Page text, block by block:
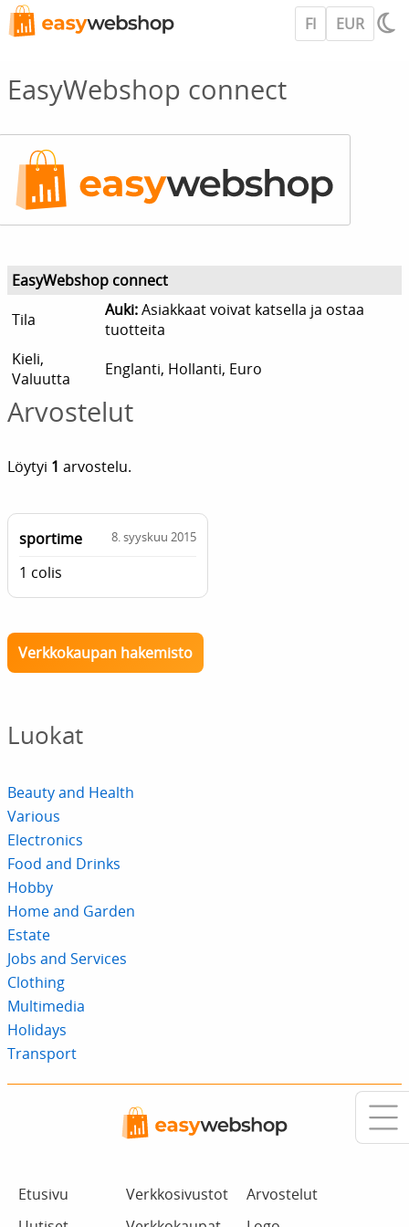
FI EUR
EasyWebshop connect
EasyWebshop connect
Tila
Auki:Asiakkaat voivat katsella ja ostaa
tuotteita
Kieli,
Valuutta
Englanti, Hollanti, Euro
Arvostelut
Löytyi 1 arvostelu.
sportime 8. syyskuu 2015
1 colis
Verkkokaupan hakemisto
Luokat
Beauty and Health
Various
Electronics
Food and Drinks
Hobby
Home and Garden
Estate
Jobs and Services
Clothing
Multimedia
Holidays
Transport
Etusivu
Verkkosivustot
Arvostelut